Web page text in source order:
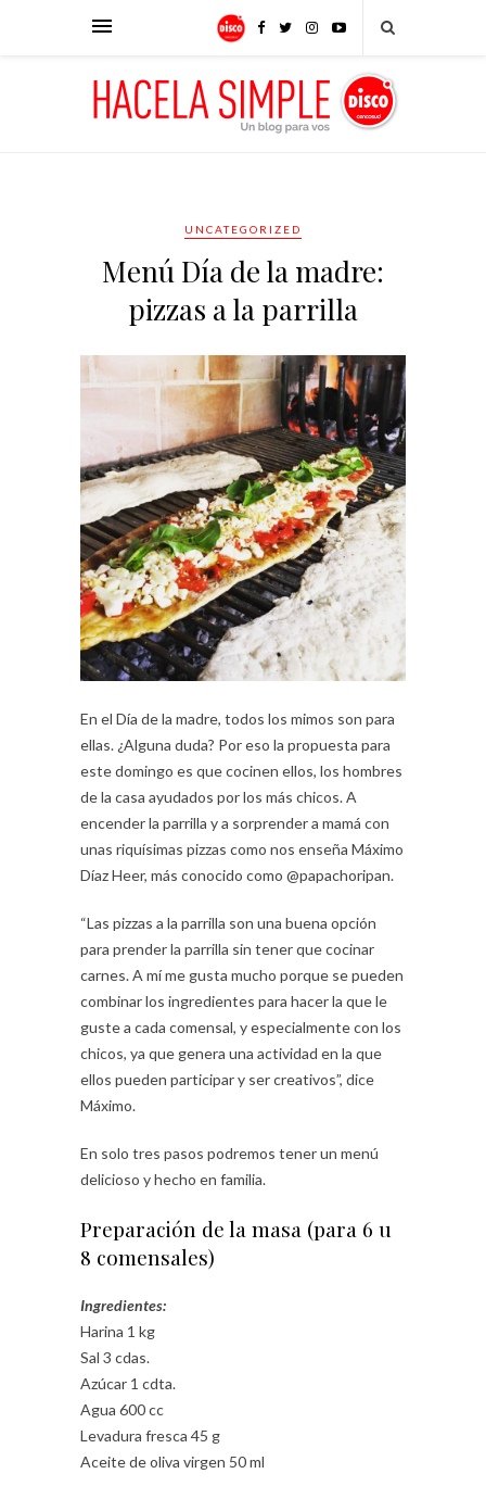
UNCATEGORIZED
Menú Día de la madre:
pizzas a la parrilla
En el Día de la madre, todos los mimos son para
ellas. ¿Alguna duda? Por eso la propuesta para
este domingo es que cocinen ellos, los hombres
de la casa ayudados por los más chicos. A
encender la parrilla y a sorprender a mamá con
unas riquísimas pizzas como nos enseña Máximo
Díaz Heer, más conocido como @papachoripan.
“Las pizzas a la parrilla son una buena opción
para prender la parrilla sin tener que cocinar
carnes. A mí me gusta mucho porque se pueden
combinar los ingredientes para hacer la que le
guste a cada comensal, y especialmente con los
chicos, ya que genera una actividad en la que
ellos pueden participar y ser creativos”, dice
Máximo.
En solo tres pasos podremos tener un menú
delicioso y hecho en familia.
Preparación de la masa (para 6 u
8 comensales)
Ingredientes:
Harina 1 kg
Sal 3 cdas.
Azúcar 1 cdta.
Agua 600 cc
Levadura fresca 45 g
Aceite de oliva virgen 50 ml